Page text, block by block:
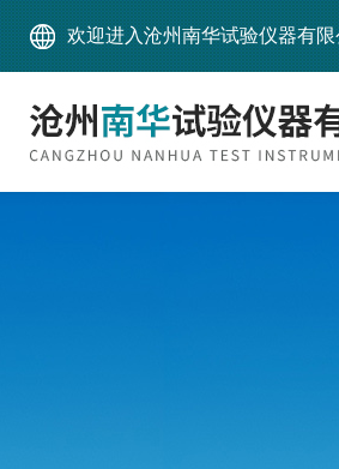
欢迎进入沧州南华试验仪器有限